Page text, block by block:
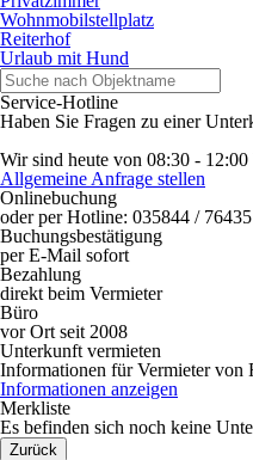
Wohnmobilstellplatz
Reiterhof
Urlaub mit Hund
Service-Hotline
Haben Sie Fragen zu einer
Wir sind heute von 08:30 -
Allgemeine Anfrage stellen
Onlinebuchung
oder per Hotline: 035844 / 76435
Buchungsbestätigung
per E-Mail sofort
Bezahlung
direkt beim Vermieter
Büro
vor Ort seit 2008
Unterkunft vermieten
Informationen für Vermieter von
Informationen anzeigen
Merkliste
Es befinden sich noch keine
Zurück